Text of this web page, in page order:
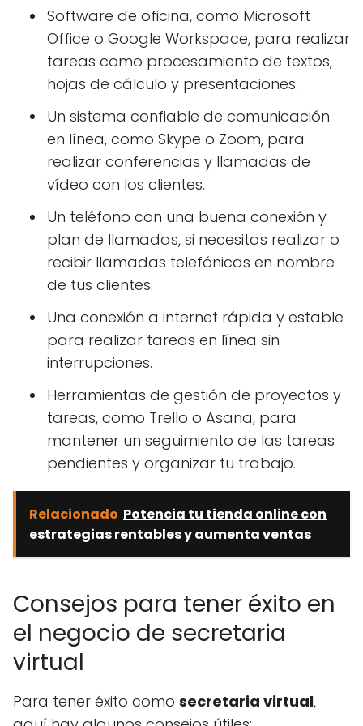
Software de oficina, como Microsoft
Office o Google Workspace, para realizar
tareas como procesamiento de textos,
hojas de cálculo y presentaciones.
Un sistema confiable de comunicación
en línea, como Skype o Zoom, para
realizar conferencias y llamadas de
vídeo con los clientes.
Un teléfono con una buena conexión y
plan de llamadas, si necesitas realizar o
recibir llamadas telefónicas en nombre
de tus clientes.
Una conexión a internet rápida y estable
para realizar tareas en línea sin
interrupciones.
Herramientas de gestión de proyectos y
tareas, como Trello o Asana, para
mantener un seguimiento de las tareas
pendientes y organizar tu trabajo.
Relacionado Potencia tu tienda online con
estrategias rentables y aumenta ventas
Consejos para tener éxito en
el negocio de secretaria
virtual
Para tener éxito como secretaria virtual,